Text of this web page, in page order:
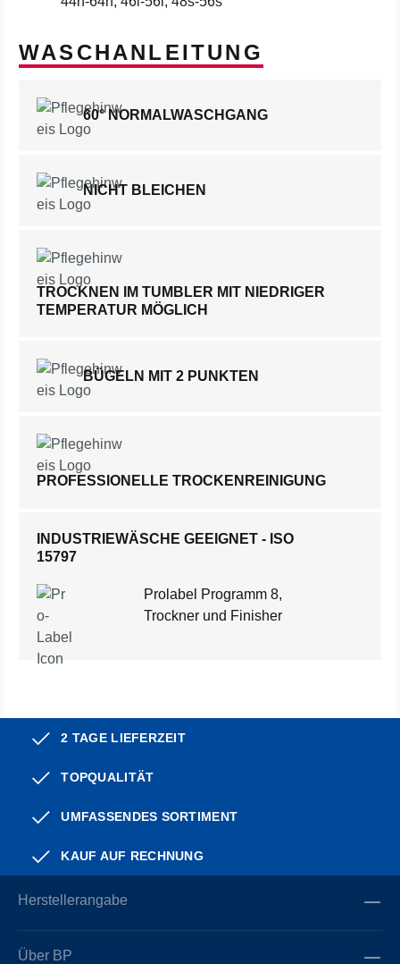
WASCHANLEITUNG
60° NORMALWASCHGANG
NICHT BLEICHEN
TROCKNEN IM TUMBLER MIT NIEDRIGER
TEMPERATUR MÖGLICH
BÜGELN MIT 2 PUNKTEN
PROFESSIONELLE TROCKENREINIGUNG
INDUSTRIEWÄSCHE GEEIGNET - ISO
15797
Prolabel Programm 8,
Trockner und Finisher
2 TAGE LIEFERZEIT
TOPQUALITÄT
UMFASSENDES SORTIMENT
KAUF AUF RECHNUNG
Herstellerangabe
Über BP